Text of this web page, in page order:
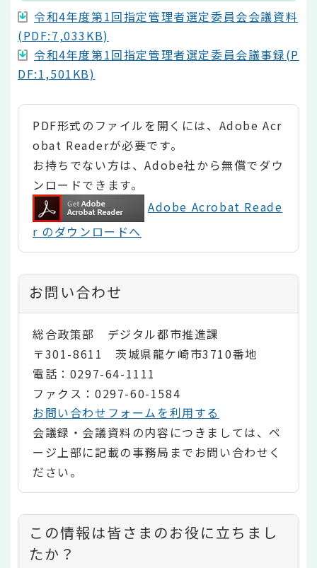
令和4年度第1回指定管理者選定委員会会議資料
(PDF:7,033KB)
令和4年度第1回指定管理者選定委員会議事録(P
DF:1,501KB)
PDF形式のファイルを開くには、Adobe Acr
obat Readerが必要です。
お持ちでない方は、Adobe社から無償でダウ
ンロードできます。
Adobe Acrobat Reade
r のダウンロードへ
お問い合わせ
総合政策部 デジタル都市推進課
〒301-8611 茨城県龍ケ崎市3710番地
電話：0297-64-1111
ファクス：0297-60-1584
お問い合わせフォームを利用する
会議録・会議資料の内容につきましては、ペ
ージ上部に記載の事務局までお問い合わせく
ださい。
コ
ン
この情報は皆さまのお役に立ちまし
たか？